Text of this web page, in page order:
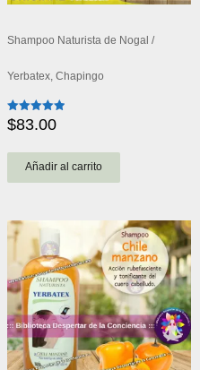
Shampoo Naturista de Nogal /
Yerbatex, Chapingo
Valorado
con
de 5
$83.00
Añadir al carrito